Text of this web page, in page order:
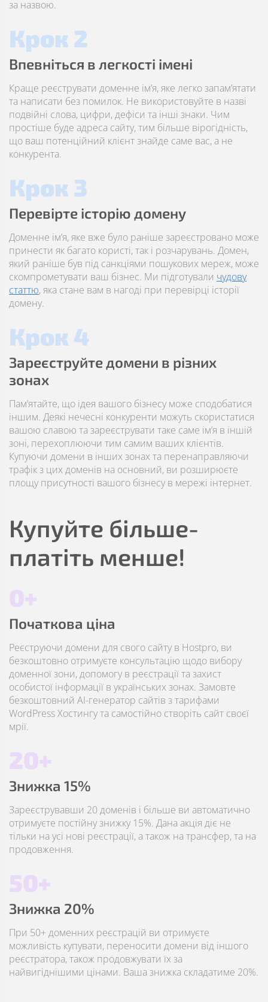
за назвою.
Крок 2
Впевніться в легкості імені
Краще реєструвати доменне ім’я, яке легко запам’ятати
та написати без помилок. Не використовуйте в назві
подвійні слова, цифри, дефіси та інші знаки. Чим
простіше буде адреса сайту, тим більше вірогідність,
що ваш потенційний клієнт знайде саме вас, а не
конкурента.
Крок 3
Перевірте історію домену
Доменне ім’я, яке вже було раніше зареєстровано може
принести як багато користі, так і розчарувань. Домен,
який раніше був під санкціями пошукових мереж, може
скомпрометувати ваш бізнес. Ми підготували чудову
статтю, яка стане вам в нагоді при перевірці історії
домену.
Крок 4
Зареєструйте домени в різних
зонах
Пам’ятайте, що ідея вашого бізнесу може сподобатися
іншим. Деякі нечесні конкуренти можуть скористатися
вашою славою та зареєструвати таке саме ім’я в іншій
зоні, перехоплюючи тим самим ваших клієнтів.
Купуючи домени в інших зонах та перенаправляючи
трафік з цих доменів на основний, ви розширюєте
площу присутності вашого бізнесу в мережі інтернет.
Купуйте більше-
платіть менше!
0+
Початкова ціна
Реєструючи домени для свого сайту в Hostpro, ви
безкоштовно отримуєте консультацію щодо вибору
доменної зони, допомогу в реєстрації та захист
особистої інформації в українських зонах. Замовте
безкоштовний AI-генератор сайтів з тарифами
WordPress Хостингу та самостійно створіть сайт своєї
мрії.
20+
Знижка 15%
Зареєструвавши 20 доменів і більше ви автоматично
отримуєте постійну знижку 15%. Дана акція діє не
тільки на усі нові реєстрації, а також на трансфер, та на
продовження.
50+
Знижка 20%
При 50+ доменних реєстрацій ви отримуєте
можливість купувати, переносити домени від іншого
реєстратора, також продовжувати їх за
найвигіднішими цінами. Ваша знижка складатиме 20%.